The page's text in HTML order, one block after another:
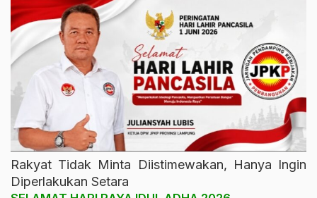
Rakyat Tidak Minta Diistimewakan, Hanya Ingin
Diperlakukan Setara